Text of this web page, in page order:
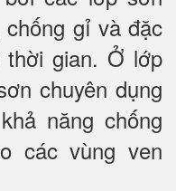
gỉ và đặc
gian. Ở lớp
chuyên dụng
năng chống
các vùng ven